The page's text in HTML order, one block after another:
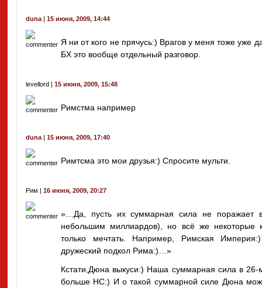
duna | 15 июня, 2009, 14:44
Я ни от кого не прячусь:) Врагов у меня тоже уже
БХ это вообще отдельный разговор.
levellord | 15 июня, 2009, 15:48
Римстма например
duna | 15 июня, 2009, 17:40
Римтсма это мои друзья:) Спросите мульти.
Рим | 16 июня, 2009, 20:27
»…Да, пусть их суммарная сила не поражает
небольшим миллиардов), но всё же некоторые
только мечтать. Например, Римская
дружеский подкол Рима:)…»
Кстати,Дюна выкуси:) Наша суммарная сила в 26-
больше НС:) И о такой суммарной силе Дюна